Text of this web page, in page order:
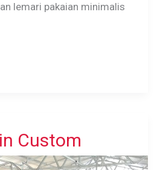
lemari pakaian minimalis
Custom